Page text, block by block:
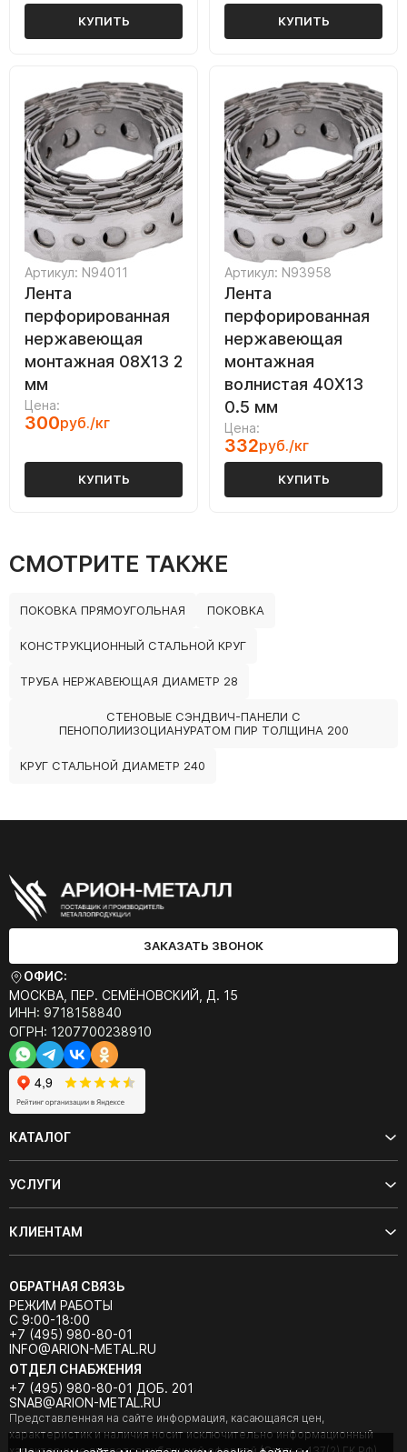
КУПИТЬ КУПИТЬ
Артикул: N94011
Лента
перфорированная
нержавеющая
монтажная 08Х13 2
мм
Цена:
300руб./кг
КУПИТЬ
Артикул: N93958
Лента
перфорированная
нержавеющая
монтажная
волнистая 40Х13
0.5 мм
Цена:
332руб./кг
КУПИТЬ
СМОТРИТЕ ТАКЖЕ
ПОКОВКА ПРЯМОУГОЛЬНАЯ ПОКОВКА
КОНСТРУКЦИОННЫЙ СТАЛЬНОЙ КРУГ
ТРУБА НЕРЖАВЕЮЩАЯ ДИАМЕТР 28
СТЕНОВЫЕ СЭНДВИЧ-ПАНЕЛИ С
ПЕНОПОЛИИЗОЦИАНУРАТОМ ПИР ТОЛЩИНА 200
КРУГ СТАЛЬНОЙ ДИАМЕТР 240
ЗАКАЗАТЬ ЗВОНОК
ОФИС:
МОСКВА, ПЕР. СЕМЁНОВСКИЙ, Д. 15
ИНН: 9718158840
ОГРН: 1207700238910
КАТАЛОГ
УСЛУГИ
КЛИЕНТАМ
ОБРАТНАЯ СВЯЗЬ
РЕЖИМ РАБОТЫ
С 9:00-18:00
+7 (495) 980-80-01
INFO@ARION-METAL.RU
ОТДЕЛ СНАБЖЕНИЯ
+7 (495) 980-80-01 ДОБ. 201
SNAB@ARION-METAL.RU
Представленная на сайте информация, касающаяся цен,
характеристик и наличия носит исключительно информационный